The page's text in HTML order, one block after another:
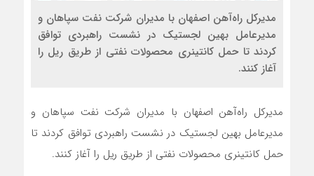
مدیرکل راه‌آهن اصفهان با مدیران شرکت نفت سپاهان و
مدیرعامل بهین لجستیک در نشست راهبردی توافق
کردند تا حمل کانتینری محصولات نفتی از طریق ریل را
آغاز کنند.
مدیرکل راه‌آهن اصفهان با مدیران شرکت نفت سپاهان و
مدیرعامل بهین لجستیک در نشست راهبردی توافق کردند تا
حمل کانتینری محصولات نفتی از طریق ریل را آغاز کنند.